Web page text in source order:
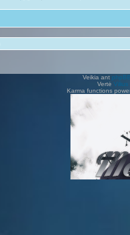
Veikia ant
Vertė Vilius
Karma functions